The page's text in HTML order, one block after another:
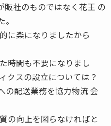
販社のものではなく花王 の
に楽になりましたから
時間も不要になりまし
クスの設立については？
の配送業務を協力物流 会
の向上を図らなければと